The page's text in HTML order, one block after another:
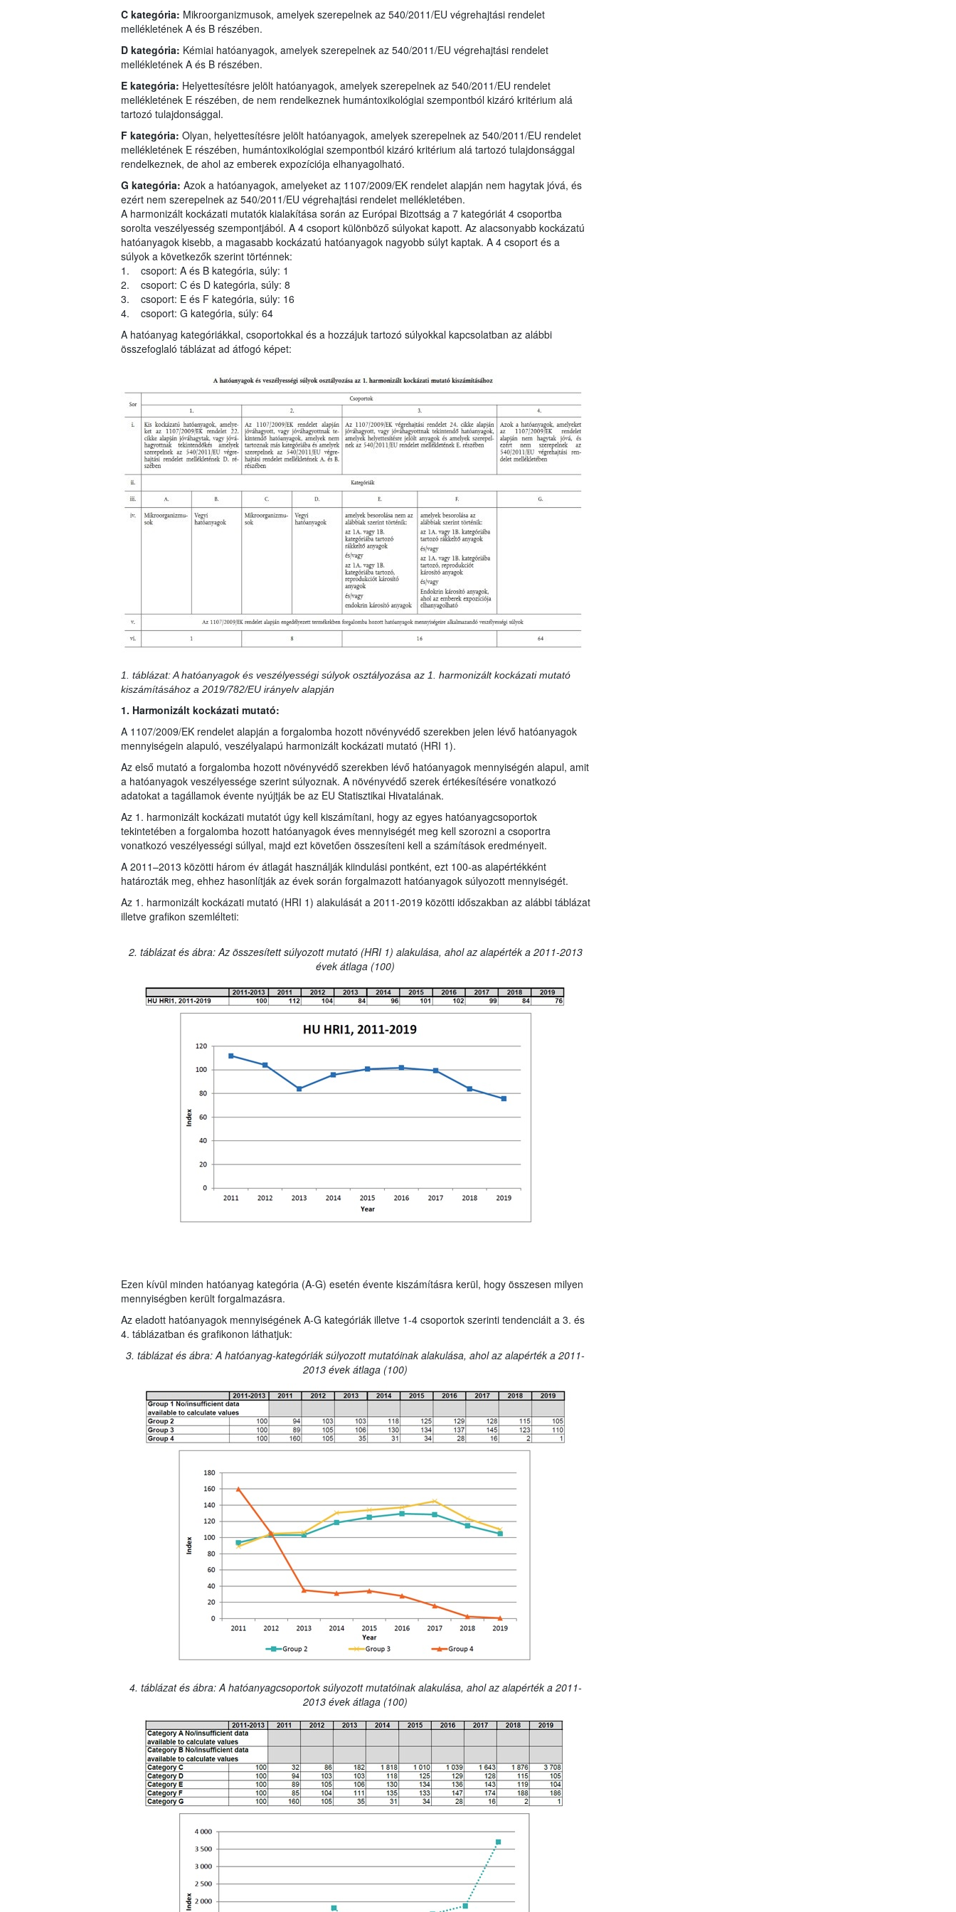
C kategória: Mikroorganizmusok, amelyek szerepelnek az 540/2011/EU végrehajtási rendelet
mellékletének A és B részében.
D kategória: Kémiai hatóanyagok, amelyek szerepelnek az 540/2011/EU végrehajtási rendelet
mellékletének A és B részében.
E kategória: Helyettesítésre jelölt hatóanyagok, amelyek szerepelnek az 540/2011/EU rendelet
mellékletének E részében, de nem rendelkeznek humántoxikológiai szempontból kizáró kritérium alá
tartozó tulajdonsággal.
F kategória: Olyan, helyettesítésre jelölt hatóanyagok, amelyek szerepelnek az 540/2011/EU rendelet
mellékletének E részében, humántoxikológiai szempontból kizáró kritérium alá tartozó tulajdonsággal
rendelkeznek, de ahol az emberek expozíciója elhanyagolható.
G kategória: Azok a hatóanyagok, amelyeket az 1107/2009/EK rendelet alapján nem hagytak jóvá, és
ezért nem szerepelnek az 540/2011/EU végrehajtási rendelet mellékletében.
A harmonizált kockázati mutatók kialakítása során az Európai Bizottság a 7 kategóriát 4 csoportba
sorolta veszélyesség szempontjából. A 4 csoport különböző súlyokat kapott. Az alacsonyabb kockázatú
hatóanyagok kisebb, a magasabb kockázatú hatóanyagok nagyobb súlyt kaptak. A 4 csoport és a
súlyok a következők szerint történnek:
1. csoport: A és B kategória, súly: 1
2. csoport: C és D kategória, súly: 8
3. csoport: E és F kategória, súly: 16
4. csoport: G kategória, súly: 64
A hatóanyag kategóriákkal, csoportokkal és a hozzájuk tartozó súlyokkal kapcsolatban az alábbi
összefoglaló táblázat ad átfogó képet:
1. táblázat: A hatóanyagok és veszélyességi súlyok osztályozása az 1. harmonizált kockázati mutató
kiszámításához a 2019/782/EU irányelv alapján
1. Harmonizált kockázati mutató:
A 1107/2009/EK rendelet alapján a forgalomba hozott növényvédő szerekben jelen lévő hatóanyagok
mennyiségein alapuló, veszélyalapú harmonizált kockázati mutató (HRI 1).
Az első mutató a forgalomba hozott növényvédő szerekben lévő hatóanyagok mennyiségén alapul, amit
a hatóanyagok veszélyessége szerint súlyoznak. A növényvédő szerek értékesítésére vonatkozó
adatokat a tagállamok évente nyújtják be az EU Statisztikai Hivatalának.
Az 1. harmonizált kockázati mutatót úgy kell kiszámítani, hogy az egyes hatóanyagcsoportok
tekintetében a forgalomba hozott hatóanyagok éves mennyiségét meg kell szorozni a csoportra
vonatkozó veszélyességi súllyal, majd ezt követően összesíteni kell a számítások eredményeit.
A 2011–2013 közötti három év átlagát használják kiindulási pontként, ezt 100-as alapértékként
határozták meg, ehhez hasonlítják az évek során forgalmazott hatóanyagok súlyozott mennyiségét.
Az 1. harmonizált kockázati mutató (HRI 1) alakulását a 2011-2019 közötti időszakban az alábbi táblázat
illetve grafikon szemlélteti:
2. táblázat és ábra: Az összesített súlyozott mutató (HRI 1) alakulása, ahol az alapérték a 2011-2013
évek átlaga (100)
Ezen kívül minden hatóanyag kategória (A-G) esetén évente kiszámításra kerül, hogy összesen milyen
mennyiségben került forgalmazásra.
Az eladott hatóanyagok mennyiségének A-G kategóriák illetve 1-4 csoportok szerinti tendenciáit a 3. és
4. táblázatban és grafikonon láthatjuk:
3. táblázat és ábra: A hatóanyag-kategóriák súlyozott mutatóinak alakulása, ahol az alapérték a 2011-
2013 évek átlaga (100)
4. táblázat és ábra: A hatóanyagcsoportok súlyozott mutatóinak alakulása, ahol az alapérték a 2011-
2013 évek átlaga (100)